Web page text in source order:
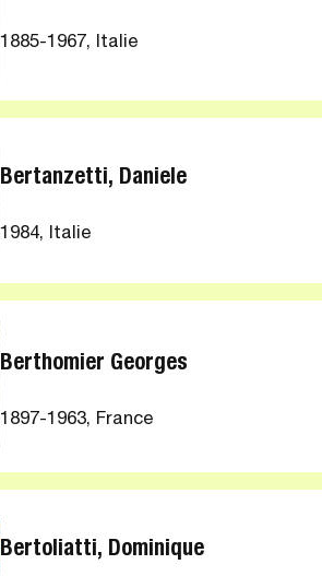
1885-1967, Italie
Bertanzetti, Daniele
1984, Italie
Berthomier Georges
1897-1963, France
Bertoliatti, Dominique